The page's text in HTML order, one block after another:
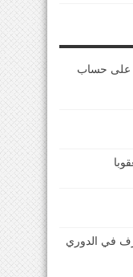
على حساب
في الدوري